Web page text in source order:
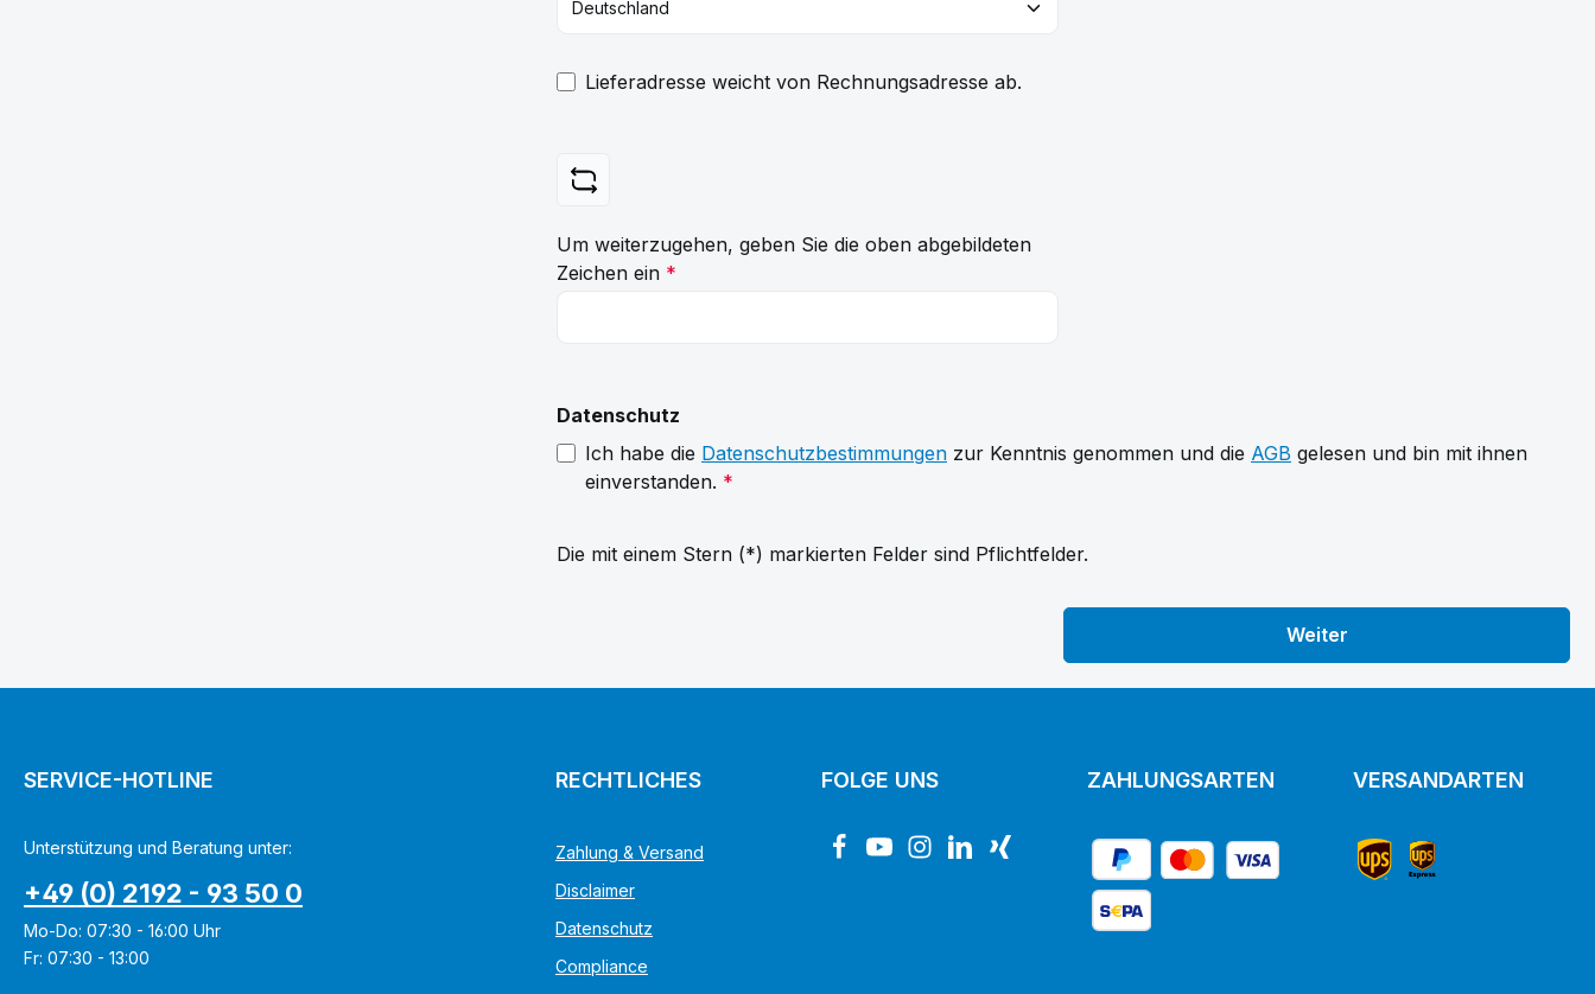
Lieferadresse weicht von Rechnungsadresse ab.
Um weiterzugehen, geben Sie die oben abgebildeten
Zeichen ein *
Datenschutz
Ich habe die Datenschutzbestimmungen zur Kenntnis genommen und die AGB gelesen und bin mit ihnen
einverstanden. *
Die mit einem Stern (*) markierten Felder sind Pflichtfelder.
Weiter
SERVICE-HOTLINE
Unterstützung und Beratung unter:
+49 (0) 2192 - 93 50 0
Mo-Do: 07:30 - 16:00 Uhr
Fr: 07:30 - 13:00
RECHTLICHES
Zahlung & Versand
Disclaimer
Datenschutz
Compliance
FOLGE UNS ZAHLUNGSARTEN VERSANDARTEN